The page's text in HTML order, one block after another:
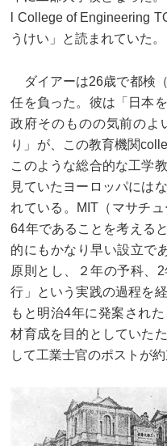
l College of Engineering
うけい」と読まれていた。
ダイアーは26歳で都検
任を負った。彼は「日本
政府そのものの気前のよ
り」が、この教育機関
このような総合的な工学
見ていたヨーロッパには
れている。MIT（マサチ
64年であることを考える
的にもかなり早い設立で
原則とし、２年の予科、
行」という実践の過程を
もと明治4年に発案され
材育成を目的としていた
して工業士官のポストが約